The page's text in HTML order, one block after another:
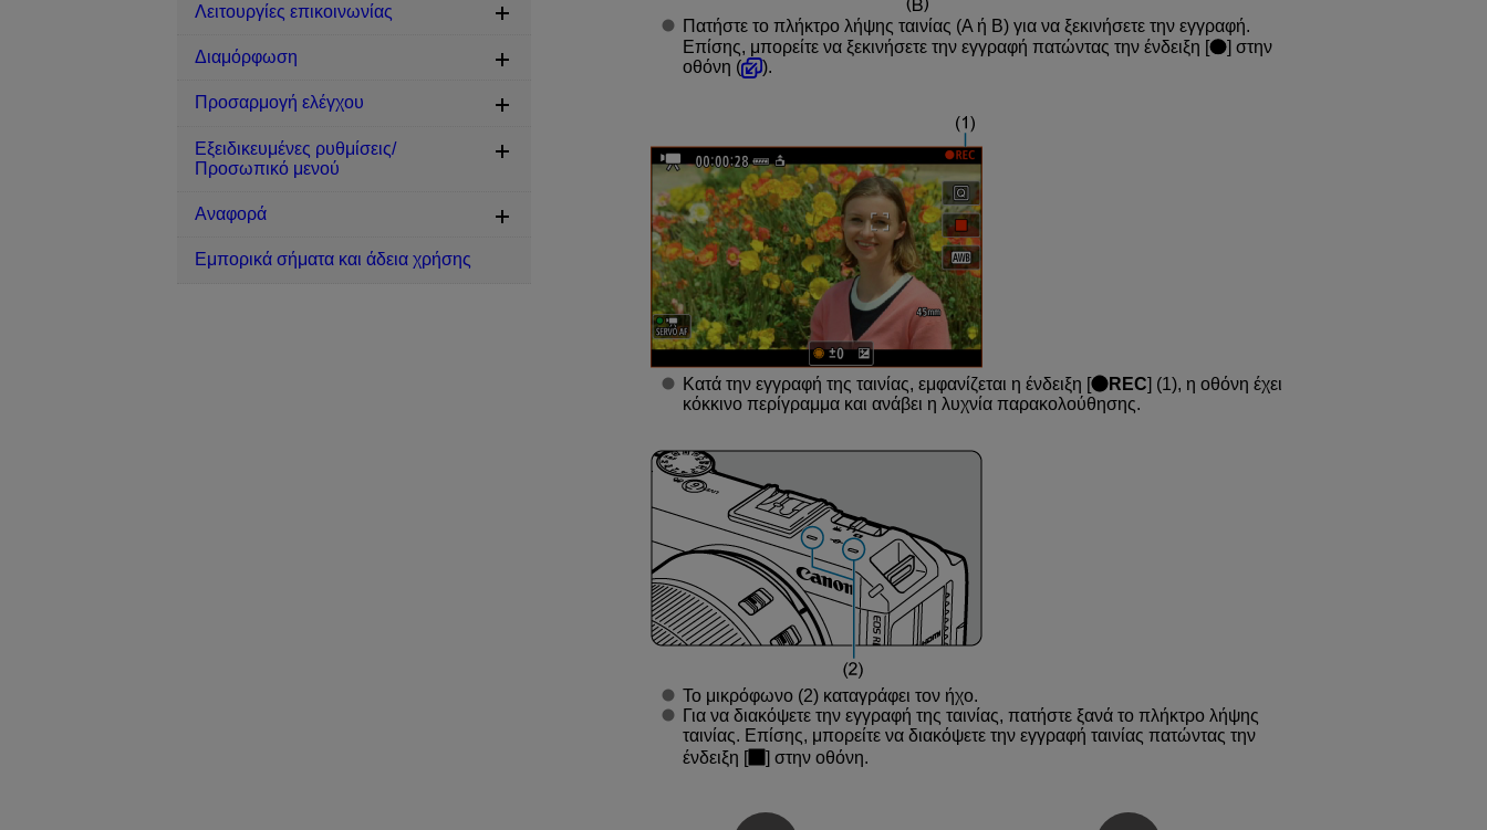
Πατήστε το πλήκτρο λήψης ταινίας (Α ή Β) για να ξεκινήσετε την εγγραφή.
Επίσης, μπορείτε να ξεκινήσετε την εγγραφή πατώντας την ένδειξη [
] στην
οθόνη (
).
Κατά την εγγραφή της ταινίας, εμφανίζεται η ένδειξη [ REC] (1), η οθόνη έχει
κόκκινο περίγραμμα και ανάβει η λυχνία παρακολούθησης.
Το μικρόφωνο (2) καταγράφει τον ήχο.
Για να διακόψετε την εγγραφή της ταινίας, πατήστε ξανά το πλήκτρο λήψης
ταινίας. Επίσης, μπορείτε να διακόψετε την εγγραφή ταινίας πατώντας την
ένδειξη [
] στην οθόνη.
Λειτουργίες επικοινωνίας
Διαμόρφωση
Προσαρμογή ελέγχου
Εξειδικευμένες ρυθμίσεις/
Προσωπικό μενού
Αναφορά
Εμπορικά σήματα και άδεια χρήσης